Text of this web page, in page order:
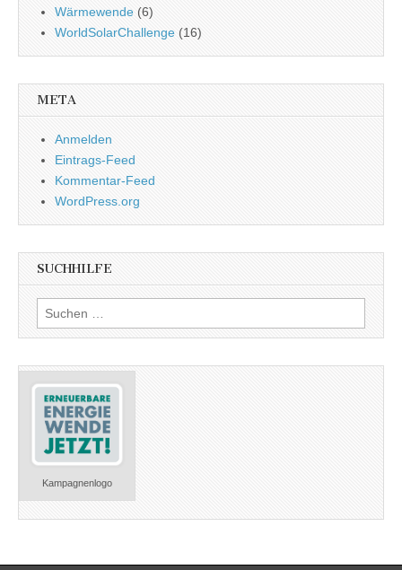
Wärmewende (6)
WorldSolarChallenge (16)
META
Anmelden
Eintrags-Feed
Kommentar-Feed
WordPress.org
SUCHHILFE
Suchen
nach:
Kampagnenlogo